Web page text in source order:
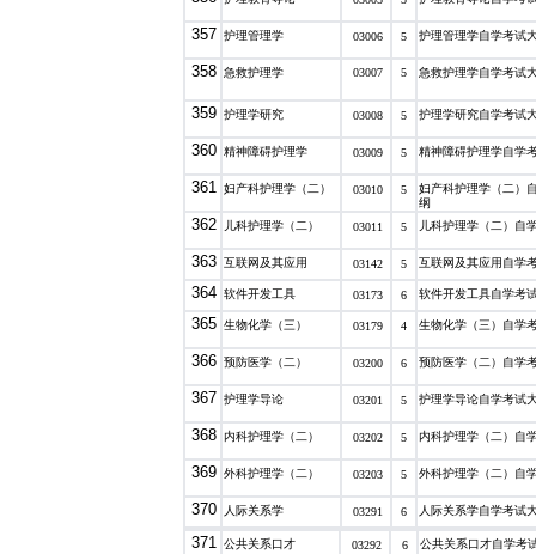
357 护理管理学 03006 5 护理管理学自学考试
358 急救护理学 03007 5 急救护理学自学考试
359 护理学研究 03008 5 护理学研究自学考试
360 精神障碍护理学 03009 5 精神障碍护理学自学
361 妇产科护理学（二） 03010 5
妇产科护理学（二）
纲
362 儿科护理学（二） 03011 5 儿科护理学（二）自
363 互联网及其应用 03142 5 互联网及其应用自学
364 软件开发工具 03173 6 软件开发工具自学考
365 生物化学（三） 03179 4 生物化学（三）自学
366 预防医学（二） 03200 6 预防医学（二）自学
367 护理学导论 03201 5 护理学导论自学考试
368 内科护理学（二） 03202 5 内科护理学（二）自
369 外科护理学（二） 03203 5 外科护理学（二）自
370 人际关系学 03291 6 人际关系学自学考试
371 公共关系口才 03292 6 公共关系口才自学考